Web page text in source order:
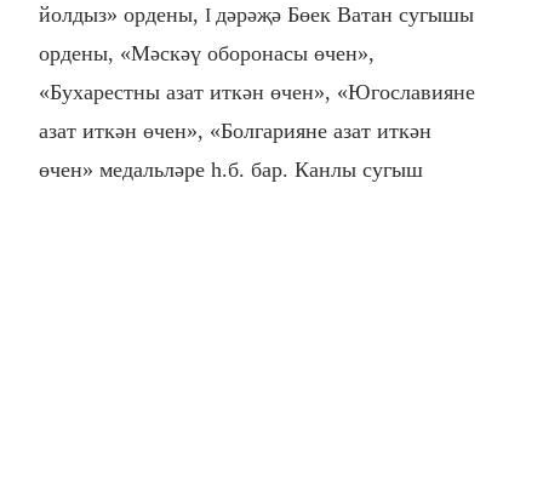
йолдыз» ордены, I дәрәҗә Бөек Ватан сугышы
ордены, «Мәскәү оборонасы өчен»,
«Бухарестны азат иткән өчен», «Югославияне
азат иткән өчен», «Болгарияне азат иткән
өчен» медальләре һ.б. бар. Канлы сугыш